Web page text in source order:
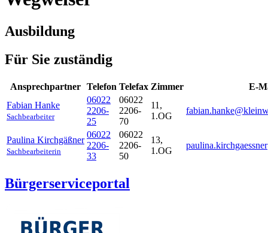
Ausbildung
Für Sie zuständig
Ansprechpartner Telefon Telefax Zimmer
E-
Fabian Hanke
Sachbearbeiter
06022
2206-
25
06022
2206-
70
11,
1.OG
Paulina Kirchgäßner
Sachbearbeiterin
06022
2206-
33
06022
2206-
50
13,
1.OG
Bürgerserviceportal